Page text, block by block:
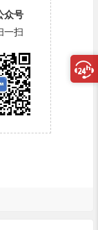
众号
一扫